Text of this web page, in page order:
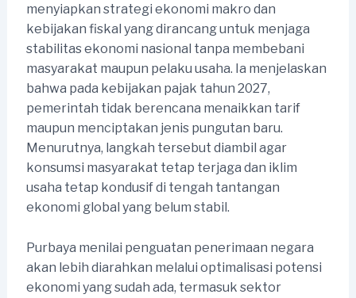
menyiapkan strategi ekonomi makro dan
kebijakan fiskal yang dirancang untuk menjaga
stabilitas ekonomi nasional tanpa membebani
masyarakat maupun pelaku usaha. Ia menjelaskan
bahwa pada kebijakan pajak tahun 2027,
pemerintah tidak berencana menaikkan tarif
maupun menciptakan jenis pungutan baru.
Menurutnya, langkah tersebut diambil agar
konsumsi masyarakat tetap terjaga dan iklim
usaha tetap kondusif di tengah tantangan
ekonomi global yang belum stabil.
Purbaya menilai penguatan penerimaan negara
akan lebih diarahkan melalui optimalisasi potensi
ekonomi yang sudah ada, termasuk sektor